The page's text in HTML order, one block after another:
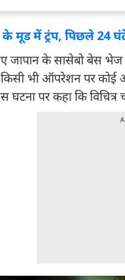
के मूड में ट्रंप, पिछले 24
के सासेबो बेस भेज
किसी भी ऑपरेशन पर
घटना पर कहा कि